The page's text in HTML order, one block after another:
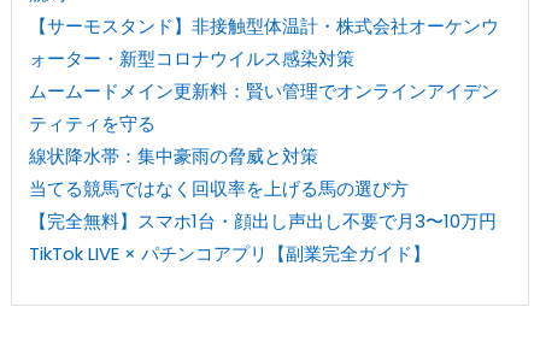
【サーモスタンド】非接触型体温計・株式会社オーケンウ
ォーター・新型コロナウイルス感染対策
ムームードメイン更新料：賢い管理でオンラインアイデン
ティティを守る
線状降水帯：集中豪雨の脅威と対策
当てる競馬ではなく回収率を上げる馬の選び方
【完全無料】スマホ1台・顔出し声出し不要で月3〜10万円
TikTok LIVE × パチンコアプリ【副業完全ガイド】